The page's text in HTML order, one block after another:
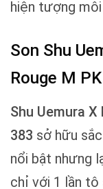
hiện tượng
Son Shu
Rouge M
Shu Uemura
383 sở hữu
nổi bật nhưng
chỉ với 1 lần tô